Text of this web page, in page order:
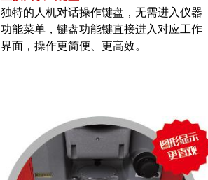
独特的人机对话操作键盘，无需进入仪器
功能菜单，键盘功能键直接进入对应工作
界面，操作更简便、更高效。